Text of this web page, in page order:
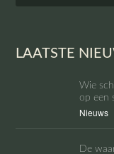
LAATSTE
Wie
op een
Nieuws
De